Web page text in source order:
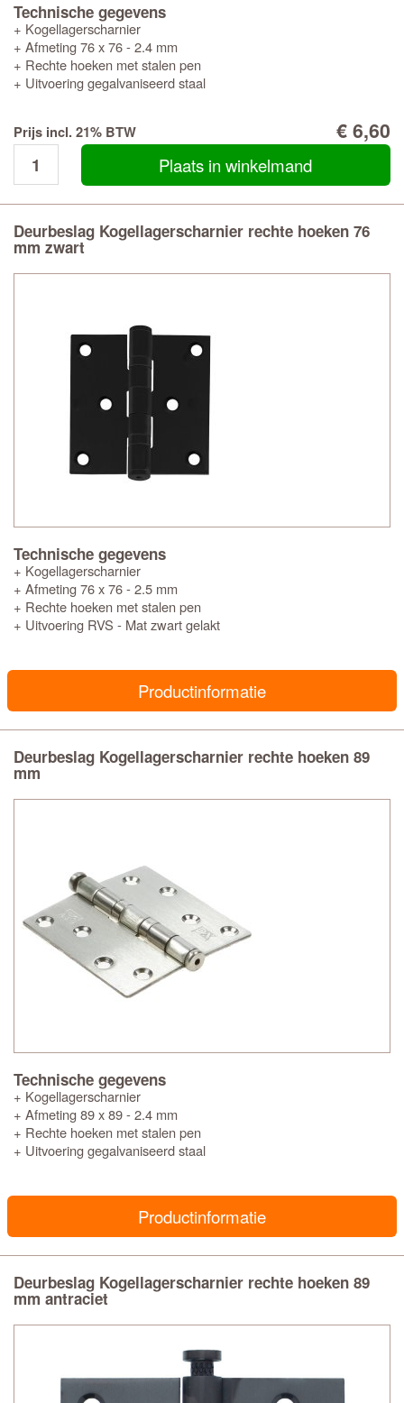
Technische gegevens
+ Kogellagerscharnier
+ Afmeting 76 x 76 - 2.4 mm
+ Rechte hoeken met stalen pen
+ Uitvoering gegalvaniseerd staal
Prijs incl. 21% BTW € 6,60
Plaats in winkelmand
Deurbeslag Kogellagerscharnier rechte hoeken 76
mm zwart
Technische gegevens
+ Kogellagerscharnier
+ Afmeting 76 x 76 - 2.5 mm
+ Rechte hoeken met stalen pen
+ Uitvoering RVS - Mat zwart gelakt
Productinformatie
Deurbeslag Kogellagerscharnier rechte hoeken 89
mm
Technische gegevens
+ Kogellagerscharnier
+ Afmeting 89 x 89 - 2.4 mm
+ Rechte hoeken met stalen pen
+ Uitvoering gegalvaniseerd staal
Productinformatie
Deurbeslag Kogellagerscharnier rechte hoeken 89
mm antraciet